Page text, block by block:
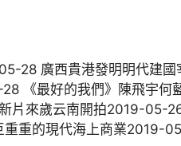
28 廣西貴港發明明代建
《最好的我們》陳飛宇
片來歲云南開拍2019-05-
重的現代海上商業2019-